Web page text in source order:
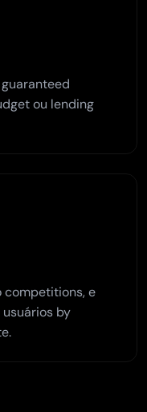
ou lending
competitions, e
by